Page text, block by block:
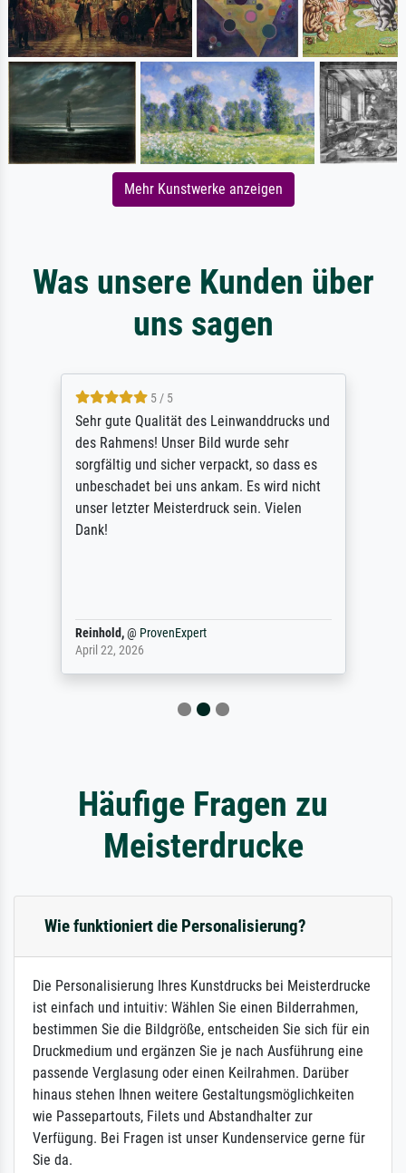
Mehr Kunstwerke anzeigen
Was unsere Kunden über
uns sagen
5 / 5
Sehr gute Qualität des Leinwanddrucks und
des Rahmens! Unser Bild wurde sehr
sorgfältig und sicher verpackt, so dass es
unbeschadet bei uns ankam. Es wird nicht
unser letzter Meisterdruck sein. Vielen
Dank!
Reinhold,@ ProvenExpert
April 22, 2026
Häufige Fragen zu
Meisterdrucke
Wie funktioniert die Personalisierung?
Die Personalisierung Ihres Kunstdrucks bei Meisterdrucke
ist einfach und intuitiv: Wählen Sie einen Bilderrahmen,
bestimmen Sie die Bildgröße, entscheiden Sie sich für ein
Druckmedium und ergänzen Sie je nach Ausführung eine
passende Verglasung oder einen Keilrahmen. Darüber
hinaus stehen Ihnen weitere Gestaltungsmöglichkeiten
wie Passepartouts, Filets und Abstandhalter zur
Verfügung. Bei Fragen ist unser Kundenservice gerne für
Sie da.